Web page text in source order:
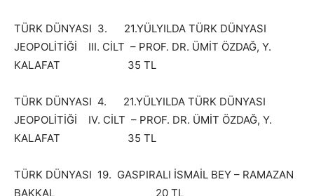
TÜRK DÜNYASI 3. 21.YÜLYILDA TÜRK DÜNYASI
JEOPOLİTİĞİ III. CİLT – PROF. DR. ÜMİT ÖZDAĞ, Y.
KALAFAT 35 TL
TÜRK DÜNYASI 4. 21.YÜLYILDA TÜRK DÜNYASI
JEOPOLİTİĞİ IV. CİLT – PROF. DR. ÜMİT ÖZDAĞ, Y.
KALAFAT 35 TL
TÜRK DÜNYASI 19. GASPIRALI İSMAİL BEY – RAMAZAN
BAKKAL 20 TL